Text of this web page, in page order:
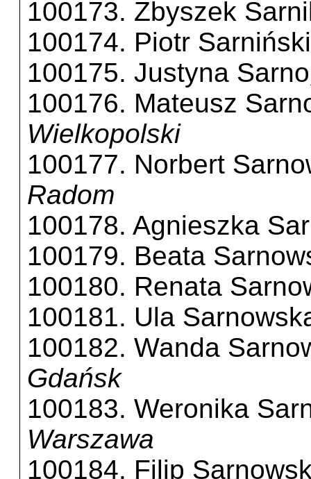
100173. Zbyszek
100174. Piotr
100175. Justyna Sarno
100176. Mateusz
Wielkopolski
100177. Norbert
Radom
100178. Agnieszka
100179. Beata
100180. Renata
100181. Ula
100182. Wanda
Gdańsk
100183. Weronika
Warszawa
100184. Filip